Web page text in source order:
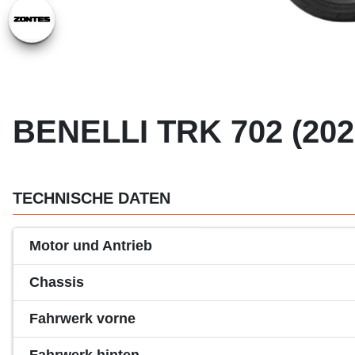
BENELLI TRK 702
TECHNISCHE DATEN
Motor und Antrieb
Chassis
Fahrwerk vorne